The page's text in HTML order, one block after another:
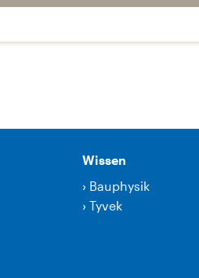
Wissen
› Bauphysik
› Tyvek